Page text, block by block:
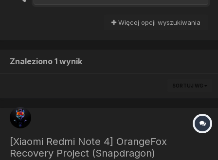
Więcej opcji wyszukiwania
Znaleziono 1 wynik
SORTUJ WG
[Xiaomi Redmi Note 4] OrangeFox
Recovery Project (Snapdragon)